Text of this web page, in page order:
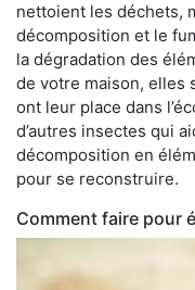
nettoient les déchets,
décomposition et le
la dégradation des
de votre maison, elles
ont leur place dans
d’autres insectes qui
décomposition en
pour se reconstruire.
Comment faire pour